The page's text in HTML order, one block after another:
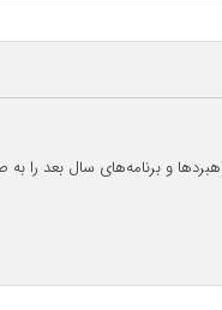
و برنامه‌های سال بعد را به